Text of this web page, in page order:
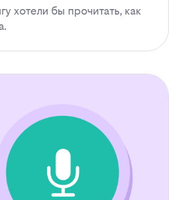
хотели бы прочитать, как